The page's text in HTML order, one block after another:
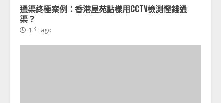
通渠終極案例：香港屋苑點樣用CCTV檢測慳錢通
渠？
1 年 ago